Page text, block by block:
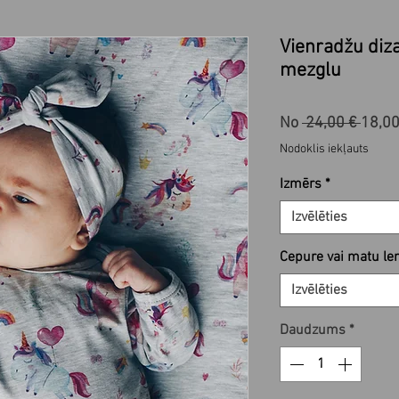
Vienradžu
mezglu
No 24,00 €
cena
Nodoklis iekļauts
Izmērs *
Izvēlēties
Cepure vai matu
Izvēlēties
Daudzums *